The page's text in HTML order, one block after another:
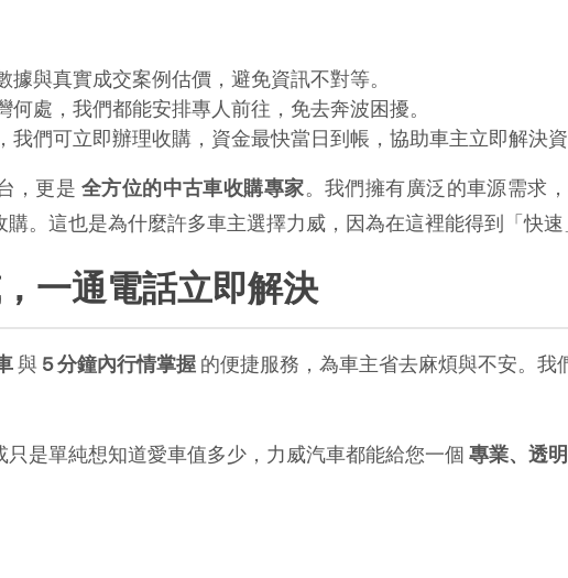
據與真實成交案例估價，避免資訊不對等。
何處，我們都能安排專人前往，免去奔波困擾。
我們可立即辦理收購，資金最快當日到帳，協助車主立即解決資
，更是 全方位的中古車收購專家。我們擁有廣泛的車源需求
。這也是為什麼許多車主選擇力威，因為在這裡能得到「快速
一通電話立即解決
與 5 分鐘內行情掌握 的便捷服務，為車主省去麻煩與不安。
是單純想知道愛車值多少，力威汽車都能給您一個 專業、透